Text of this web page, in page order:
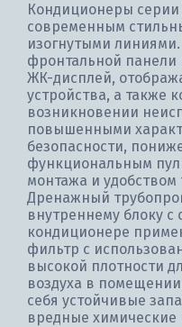
Кондиционеры серии
современным
изогнутыми
фронтальной панели
ЖК-дисплей,
устройства, а также
возникновении
повышенными
безопасности,
функциональным
монтажа и удобством
Дренажный
внутреннему блоку с
кондиционере
фильтр с
высокой плотности
воздуха в
себя устойчивые
вредные химические